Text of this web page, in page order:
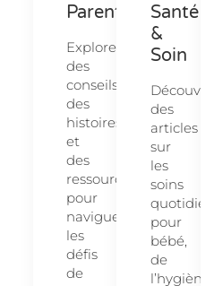
Parentalité
Explorez
des
conseils,
des
histoires
et
des
ressources
pour
naviguer
les
défis
de
Santé
&
Soin
Découvrez
des
articles
sur
les
soins
quotidiens
pour
bébé,
de
l’hygiène